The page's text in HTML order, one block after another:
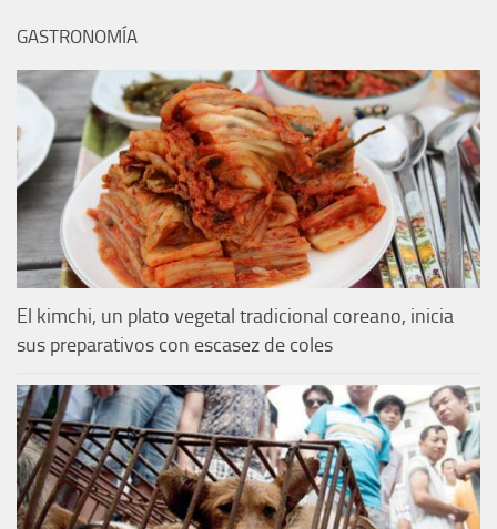
GASTRONOMÍA
El kimchi, un plato vegetal tradicional coreano, inicia
sus preparativos con escasez de coles